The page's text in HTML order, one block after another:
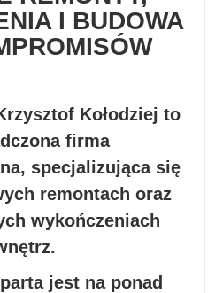
I BUDOWA
Kołodziej to
firma
specjalizująca się
remontach oraz
wykończeniach
jest na ponad